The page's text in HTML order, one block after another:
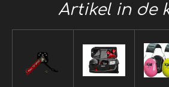
Artikel in de